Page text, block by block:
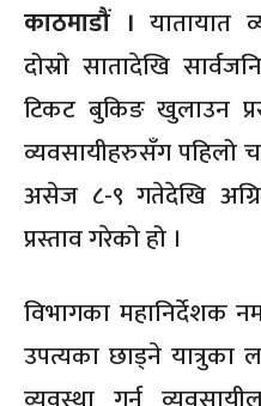
काठमाडौं ।यातायात
दोस्रो सातादेखि
टिकट बुकिङ खुलाउन
व्यवसायीहरुसँग पहिलो
असेज ८-९ गतेदेखि
प्रस्ताव गरेको हो ।
विभागका महानिर्देशक
उपत्यका छाड्ने यात्रुका